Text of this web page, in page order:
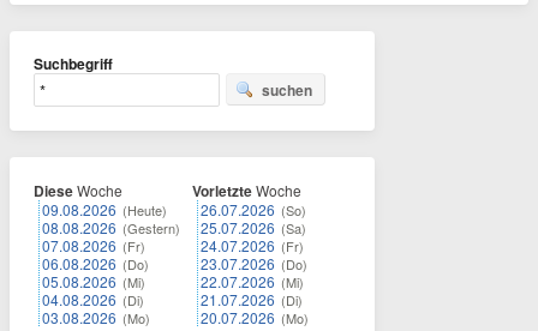
Suchbegriff
suchen
DieseWoche
09.08.2026 (Heute)
08.08.2026 (Gestern)
07.08.2026 (Fr)
06.08.2026 (Do)
05.08.2026 (Mi)
04.08.2026 (Di)
03.08.2026 (Mo)
VorletzteWoche
26.07.2026 (So)
25.07.2026 (Sa)
24.07.2026 (Fr)
23.07.2026 (Do)
22.07.2026 (Mi)
21.07.2026 (Di)
20.07.2026 (Mo)